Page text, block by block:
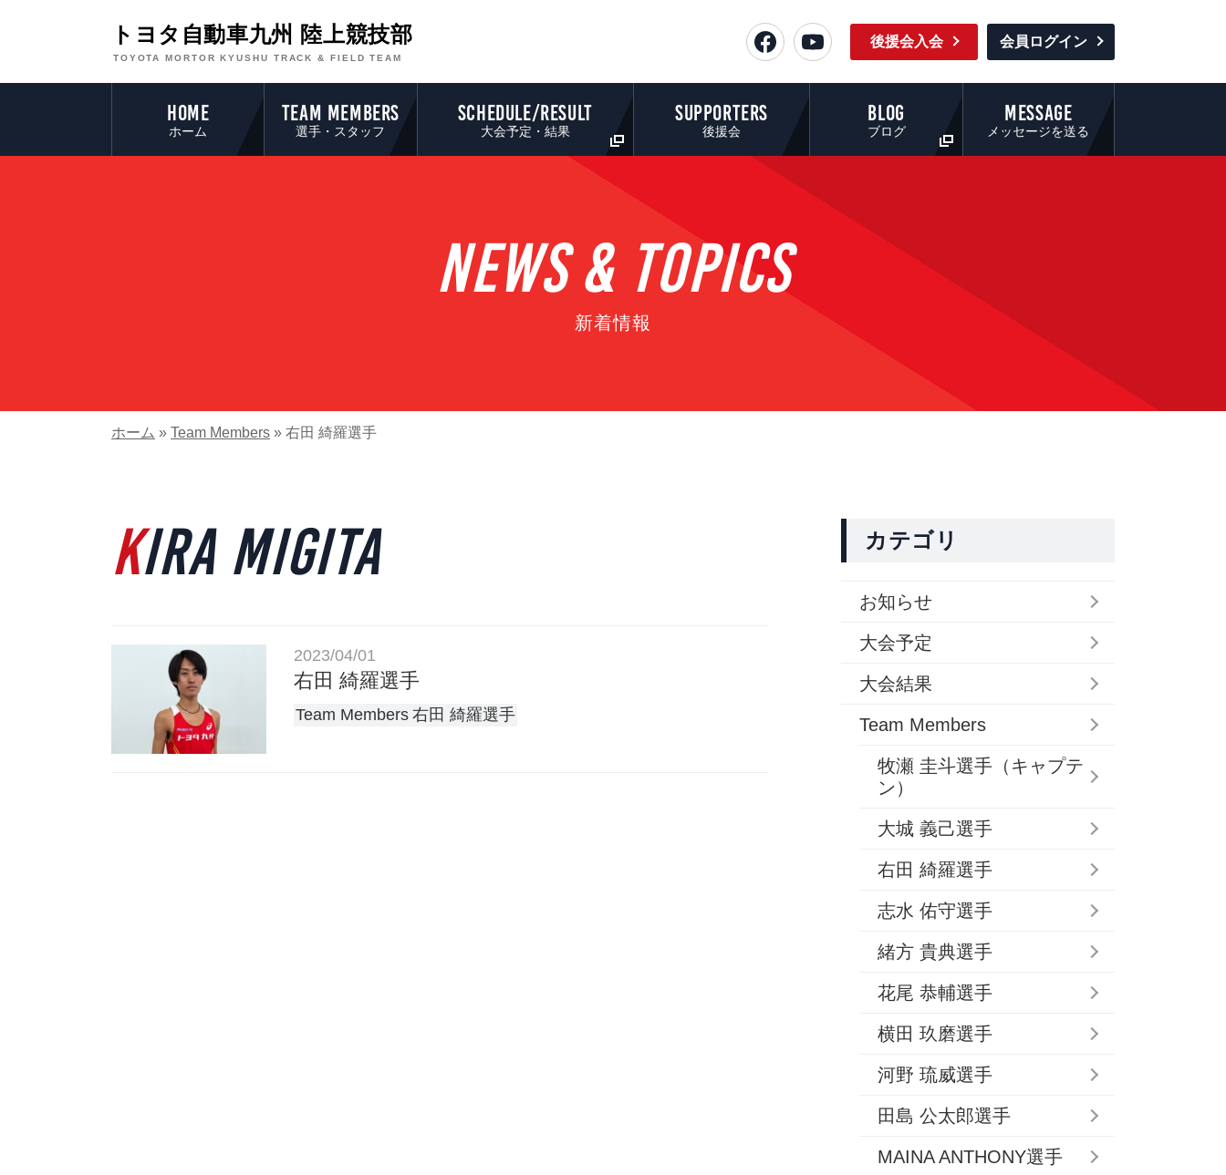
トヨタ自動車九州 陸上競技部
TOYOTA MORTOR KYUSHU TRACK & FIELD TEAM
会員ログイン
後援会入会
HOME
ホーム
TEAM MEMBERS
選手・スタッフ
SCHEDULE/RESULT
大会予定・結果
SUPPORTERS
後援会
BLOG
ブログ
MESSAGE
メッセージを送る
NEWS & TOPICS
新着情報
ホーム » Team Members » 右田 綺羅選手
kira migita
2023/04/01
右田 綺羅選手
Team Members 右田 綺羅選手
カテゴリ
お知らせ
大会予定
大会結果
Team Members
牧瀬 圭斗選手（キャプテ
ン）
大城 義己選手
右田 綺羅選手
志水 佑守選手
緒方 貴典選手
花尾 恭輔選手
横田 玖磨選手
河野 琉威選手
田島 公太郎選手
MAINA ANTHONY選手